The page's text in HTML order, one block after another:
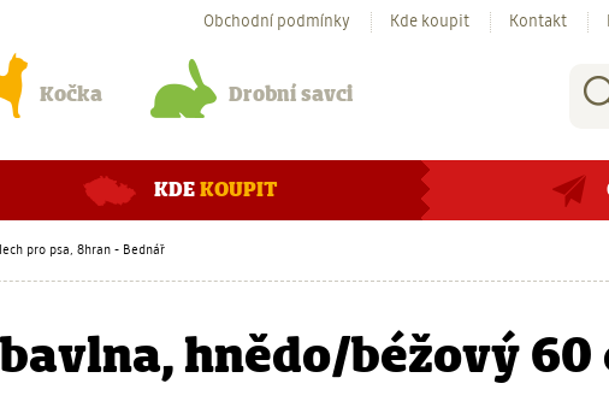
Obchodní podmínky Kde koupit Kontakt
Kočka Drobní savci
KDE KOUPIT
pro psa, 8hran - Bednář
hnědo/béžový 60